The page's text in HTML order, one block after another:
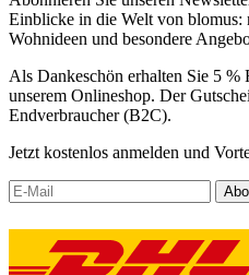
Einblicke in die Welt von
Wohnideen und besondere
Als Dankeschön erhalten Sie 5 %
unserem Onlineshop. Der
Endverbraucher (B2C).
Jetzt kostenlos anmelden und